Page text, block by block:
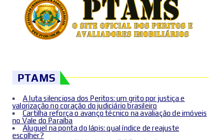
PTAMS
A luta silenciosa dos Peritos: um grito por justiça e
valorização no coração do judiciário brasileiro
Cartilha reforça o avanço técnico na avaliação de imóveis
no Vale do Paraíba
Aluguel na ponta do lápis: qual índice de reajuste
escolher?